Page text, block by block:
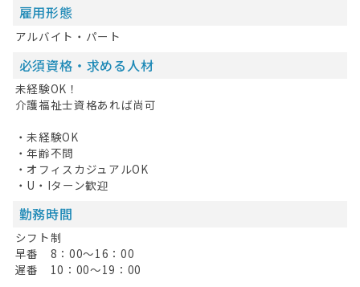
無料会員登録
ログイン
キープした求人
お問い合わせ
掲載希望の方へ
雇用形態
アルバイト・パート
必須資格・求める人材
未経験OK！
介護福祉士資格あれば尚可
・未経験OK
・年齢不問
・オフィスカジュアルOK
・U・Iターン歓迎
勤務時間
シフト制
早番 8：00～16：00
遅番 10：00～19：00